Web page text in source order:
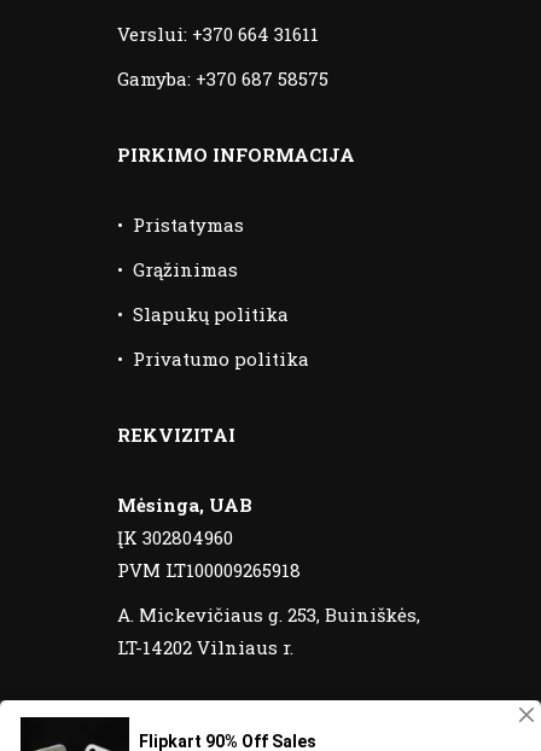
Verslui: +370 664 31611
Gamyba: +370 687 58575
PIRKIMO INFORMACIJA
• Pristatymas
• Grąžinimas
• Slapukų politika
• Privatumo politika
REKVIZITAI
Mėsinga, UAB
ĮK 302804960
PVM LT100009265918
A. Mickevičiaus g. 253, Buiniškės,
LT-14202 Vilniaus r.